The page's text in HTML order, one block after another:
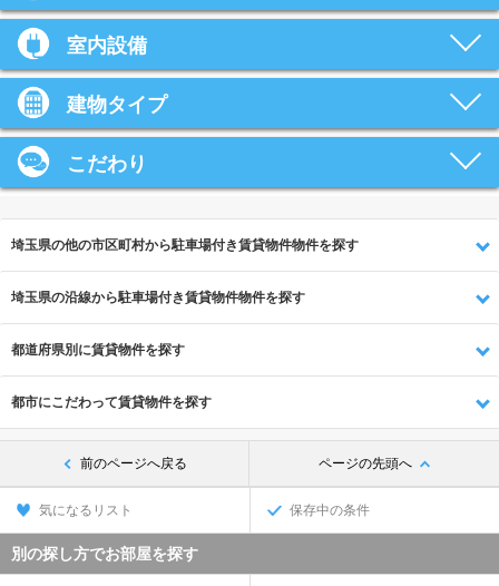
室内設備
建物タイプ
こだわり
埼玉県の他の市区町村から駐車場付き賃貸物件物件を探す
埼玉県の沿線から駐車場付き賃貸物件物件を探す
都道府県別に賃貸物件を探す
都市にこだわって賃貸物件を探す
前のページへ戻る ページの先頭へ
気になるリスト 保存中の条件
別の探し方でお部屋を探す